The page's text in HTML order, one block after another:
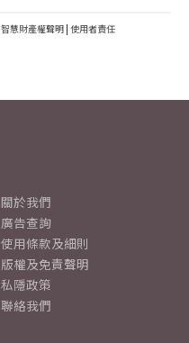
智慧財產權聲明 | 使用者責任
關於我們
廣告查詢
使用條款及細則
版權及免責聲明
私隱政策
聯絡我們